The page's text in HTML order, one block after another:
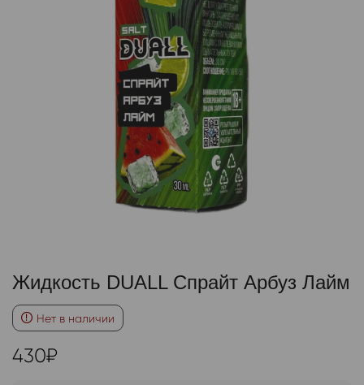
Жидкость DUALL Спрайт Арбуз Лайм
Нет в наличии
430₽